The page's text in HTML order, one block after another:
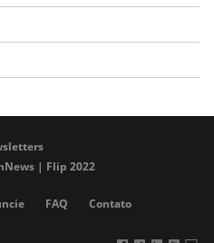
| Flip 2022
FAQ Contato